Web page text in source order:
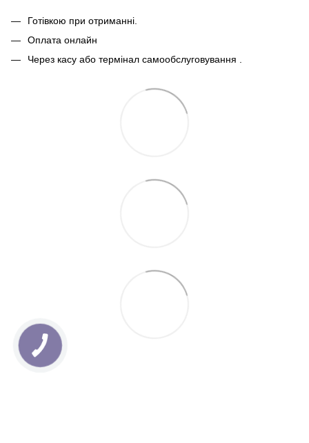
Готівкою при отриманні.
Оплата онлайн
Через касу або термінал самообслуговування .